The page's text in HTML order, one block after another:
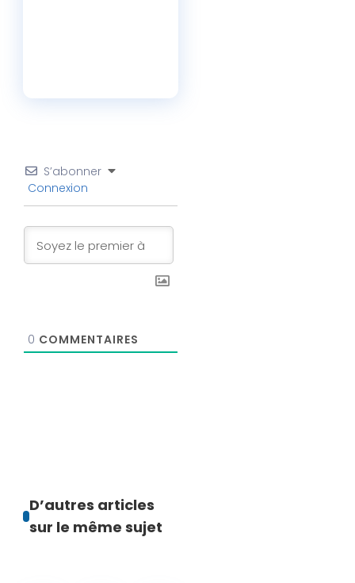
S’abonner
Connexion
0 COMMENTAIRES
D’autres articles
sur le même sujet